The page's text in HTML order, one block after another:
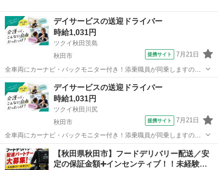
デイサービスの送迎ドライバー
時給1,031円
ツクイ秋田茨島
秋田市
提携サイト 7月21日
全車両にカーナビ・バックモニター付き！添乗職員が同乗しますので
安心して始められます。 ※デイサービスを利用されるお客様の送迎
業務 ※専用車両(キャラバン・ハイエース)の運転、各種点検 ※乗
降時の介護補助(歩行介助・車い...
秋田 ドライバー
デイサービスの送迎ドライバー
時給1,031円
ツクイ秋田川尻
秋田市
提携サイト 7月21日
全車両にカーナビ・バックモニター付き！添乗職員が同乗しますので
安心して始められます。 ※デイサービスを利用されるお客様の送迎
業務 ※専用車両(キャラバン・ハイエース)の運転、各種点検 ※乗
降時の介護補助(歩行介助・車い...
秋田 秋田市 ドライバー
【秋田県秋田市】フードデリバリー配送／安
定の保証金額➕インセンティブ！！未経験…